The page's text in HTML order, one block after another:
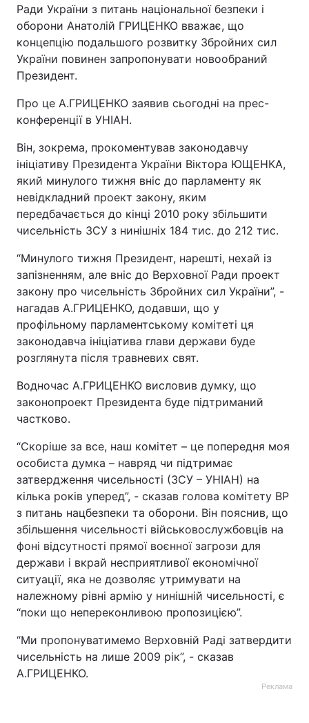
Ради України з питань національної безпеки і
оборони Анатолій ГРИЦЕНКО вважає, що
концепцію подальшого розвитку Збройних сил
України повинен запропонувати новообраний
Президент.
Про це А.ГРИЦЕНКО заявив сьогодні на прес-
конференції в УНІАН.
Він, зокрема, прокоментував законодавчу
ініціативу Президента України Віктора ЮЩЕНКА,
який минулого тижня вніс до парламенту як
невідкладний проект закону, яким
передбачається до кінці 2010 року збільшити
чисельність ЗСУ з нинішніх 184 тис. до 212 тис.
“Минулого тижня Президент, нарешті, нехай із
запізненням, але вніс до Верховної Ради проект
закону про чисельність Збройних сил України”, -
нагадав А.ГРИЦЕНКО, додавши, що у
профільному парламентському комітеті ця
законодавча ініціатива глави держави буде
розглянута після травневих свят.
Водночас А.ГРИЦЕНКО висловив думку, що
законопроект Президента буде підтриманий
частково.
“Скоріше за все, наш комітет – це попередня моя
особиста думка – навряд чи підтримає
затвердження чисельності (ЗСУ – УНІАН) на
кілька років уперед”, - сказав голова комітету ВР
з питань нацбезпеки та оборони. Він пояснив, що
збільшення чисельності військовослужбовців на
фоні відсутності прямої воєнної загрози для
держави і вкрай несприятливої економічної
ситуації, яка не дозволяє утримувати на
належному рівні армію у нинішній чисельності, є
“поки що непереконливою пропозицією”.
“Ми пропонуватимемо Верховній Раді затвердити
чисельність на лише 2009 рік”, - сказав
А.ГРИЦЕНКО.
Реклама